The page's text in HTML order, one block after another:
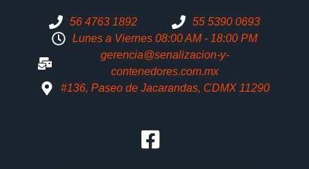
56 4763 1892
55 5390 0693
Lunes a Viernes 08:00 AM - 18:00 PM
gerencia@senalizacion-y-
contenedores.com.mx
#136, Paseo de Jacarandas, CDMX 11290